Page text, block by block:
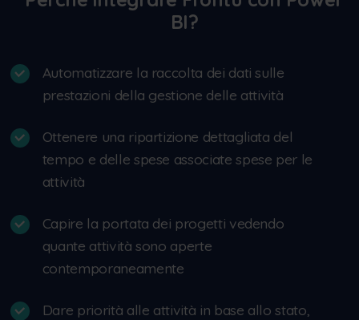
BI?
Automatizzare la raccolta dei dati sulle
prestazioni della gestione delle attività
Ottenere una ripartizione dettagliata del
tempo e delle spese associate spese per le
attività
Capire la portata dei progetti vedendo
quante attività sono aperte
contemporaneamente
Dare priorità alle attività in base allo stato,